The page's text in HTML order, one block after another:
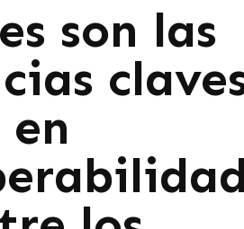
son las
en